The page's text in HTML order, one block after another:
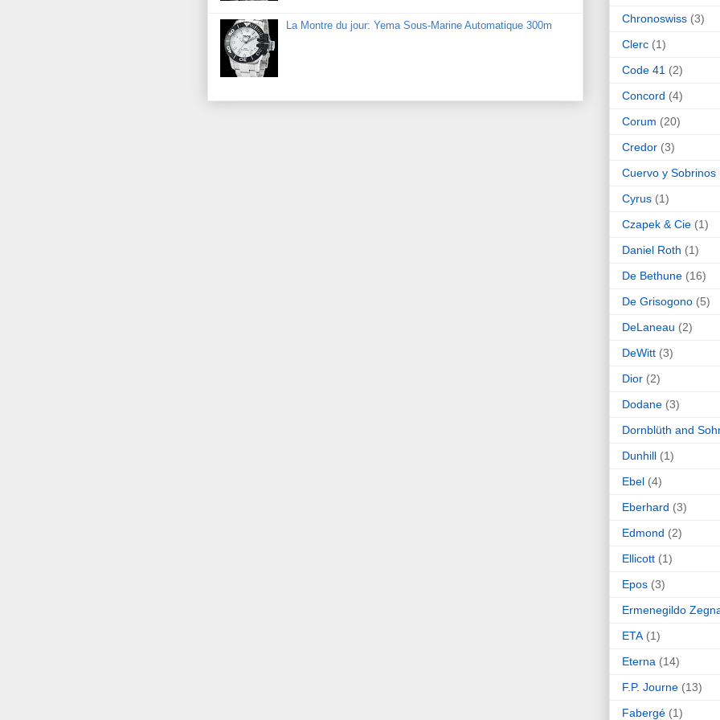
La Montre du jour: Yema Sous-Marine Automatique 300m
Chronoswiss (3)
Clerc (1)
Code 41 (2)
Concord (4)
Corum (20)
Credor (3)
Cuervo y Sobrinos
Cyrus (1)
Czapek & Cie (1)
Daniel Roth (1)
De Bethune (16)
De Grisogono (5)
DeLaneau (2)
DeWitt (3)
Dior (2)
Dodane (3)
Dornblüth and
Dunhill (1)
Ebel (4)
Eberhard (3)
Edmond (2)
Ellicott (1)
Epos (3)
Ermenegildo
ETA (1)
Eterna (14)
F.P. Journe (13)
Fabergé (1)